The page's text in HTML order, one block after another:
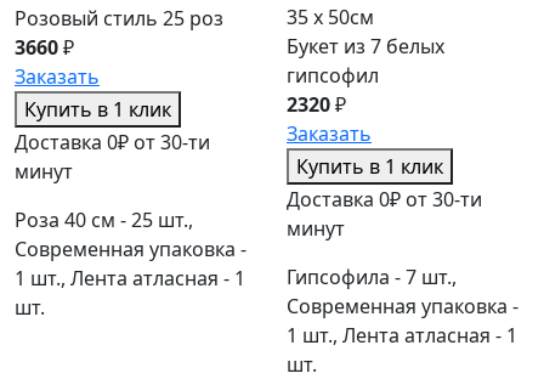
Розовый стиль 25 роз
3660₽
Заказать
Купить в 1 клик
Доставка 0₽ от 30-ти
минут
Роза 40 см - 25 шт.,
Современная упаковка -
1 шт., Лента атласная - 1
шт.
35 x 50см
Букет из 7 белых
гипсофил
2320₽
Заказать
Купить в 1 клик
Доставка 0₽ от 30-ти
минут
Гипсофила - 7 шт.,
Современная упаковка -
1 шт., Лента атласная - 1
шт.